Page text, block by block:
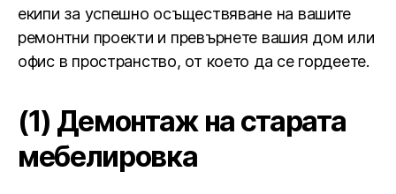
екипи за успешно осъществяване на вашите
ремонтни проекти и превърнете вашия дом или
офис в пространство, от което да се гордеете.
(1) Демонтаж на старата
мебелировка